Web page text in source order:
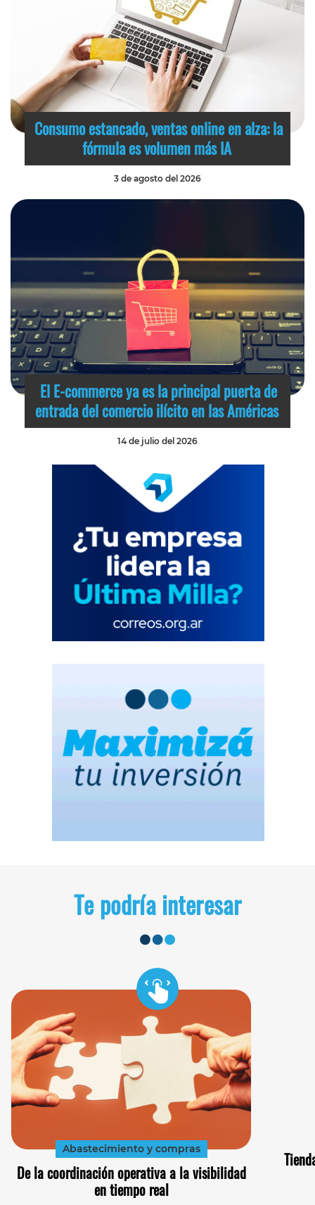
Consumo estancado, ventas online en alza: la
fórmula es volumen más IA
3 de agosto del 2026
El E-commerce ya es la principal puerta de
entrada del comercio ilícito en las Américas
14 de julio del 2026
Te podría interesar
Abastecimiento y compras
De la coordinación operativa a la visibilidad
en tiempo real